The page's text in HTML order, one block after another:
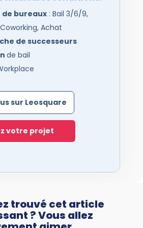
de bureaux: Bail 3/6/9,
Achat
de successeurs
de bail
sur Leosquare
votre projet
trouvé cet article
? Vous allez